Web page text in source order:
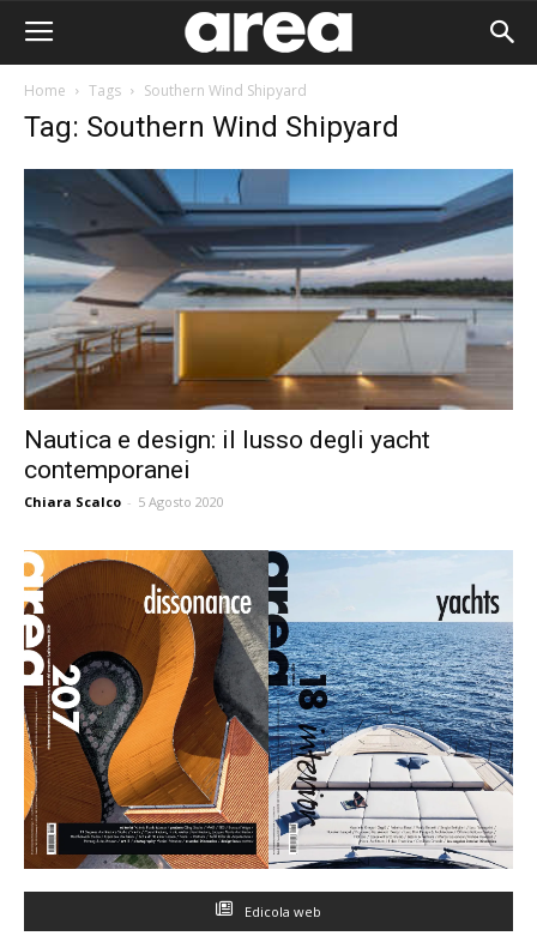
Home Tags Southern Wind Shipyard
Tag: Southern Wind Shipyard
Nautica e design: il lusso degli yacht
contemporanei
Chiara Scalco - 5 Agosto 2020
Edicola web